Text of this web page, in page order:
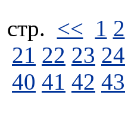
стp. << 1 2
21 22 23 24
40 41 42 43